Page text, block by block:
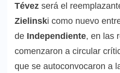
Tévez será el
Zielinski como nuevo
de Independiente, en las
comenzaron a circular
que se autoconvocaron a